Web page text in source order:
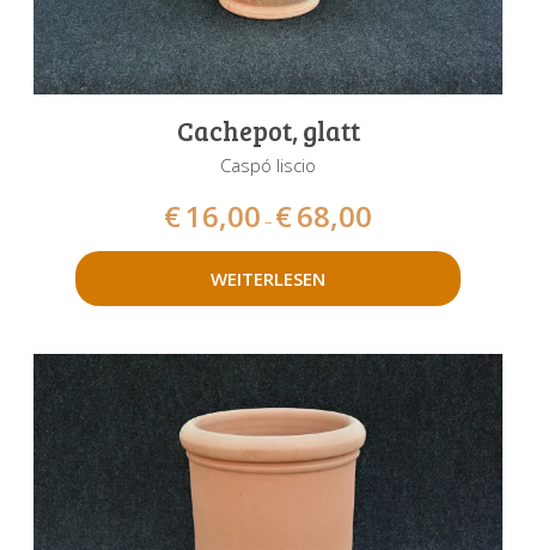
Cachepot, glatt
Caspó liscio
€16,00 – €68,00
WEITERLESEN